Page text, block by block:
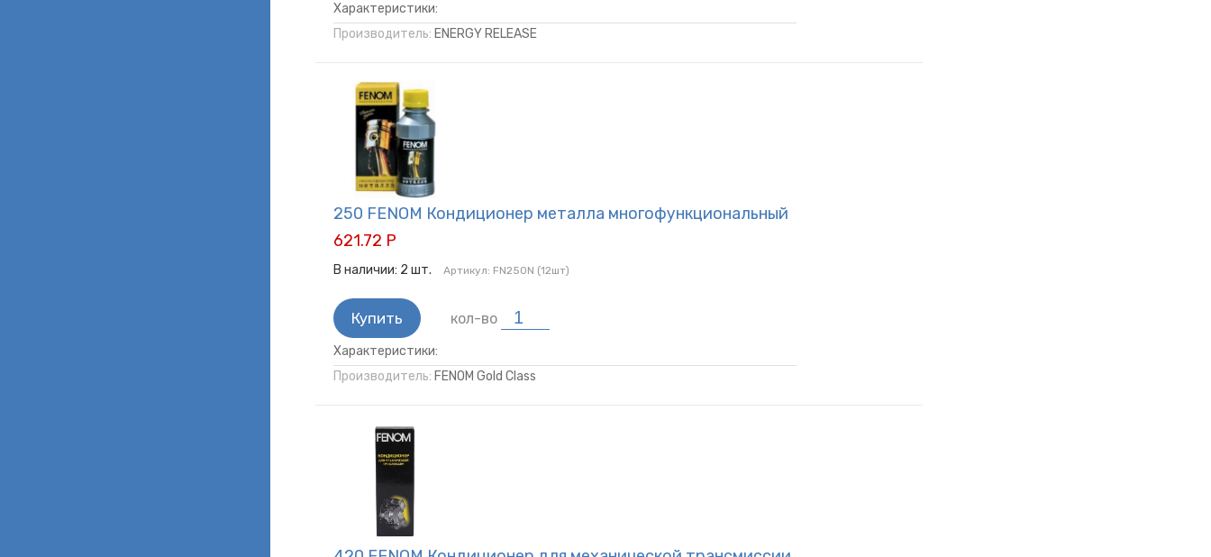
Характеристики:
Производитель: ENERGY RELEASE
250 FENOM Кондиционер металла многофункциональный
621.72 Р
В наличии: 2 шт. Артикул: FN250N (12шт)
Купить кол-во
Характеристики:
Производитель: FENOM Gold Class